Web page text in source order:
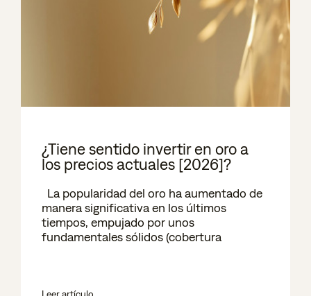
¿Tiene sentido invertir en oro a
los precios actuales [2026]?
La popularidad del oro ha aumentado de
manera significativa en los últimos
tiempos, empujado por unos
fundamentales sólidos (cobertura
Leer artículo